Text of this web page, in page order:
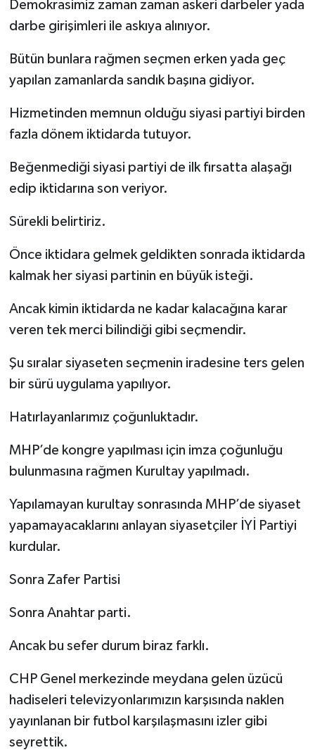
Demokrasimiz zaman zaman askeri darbeler yada
darbe girişimleri ile askıya alınıyor.
Bütün bunlara rağmen seçmen erken yada geç
yapılan zamanlarda sandık başına gidiyor.
Hizmetinden memnun olduğu siyasi partiyi birden
fazla dönem iktidarda tutuyor.
Beğenmediği siyasi partiyi de ilk fırsatta alaşağı
edip iktidarına son veriyor.
Sürekli belirtiriz.
Önce iktidara gelmek geldikten sonrada iktidarda
kalmak her siyasi partinin en büyük isteği.
Ancak kimin iktidarda ne kadar kalacağına karar
veren tek merci bilindiği gibi seçmendir.
Şu sıralar siyaseten seçmenin iradesine ters gelen
bir sürü uygulama yapılıyor.
Hatırlayanlarımız çoğunluktadır.
MHP’de kongre yapılması için imza çoğunluğu
bulunmasına rağmen Kurultay yapılmadı.
Yapılamayan kurultay sonrasında MHP’de siyaset
yapamayacaklarını anlayan siyasetçiler İYİ Partiyi
kurdular.
Sonra Zafer Partisi
Sonra Anahtar parti.
Ancak bu sefer durum biraz farklı.
CHP Genel merkezinde meydana gelen üzücü
hadiseleri televizyonlarımızın karşısında naklen
yayınlanan bir futbol karşılaşmasını izler gibi
seyrettik.